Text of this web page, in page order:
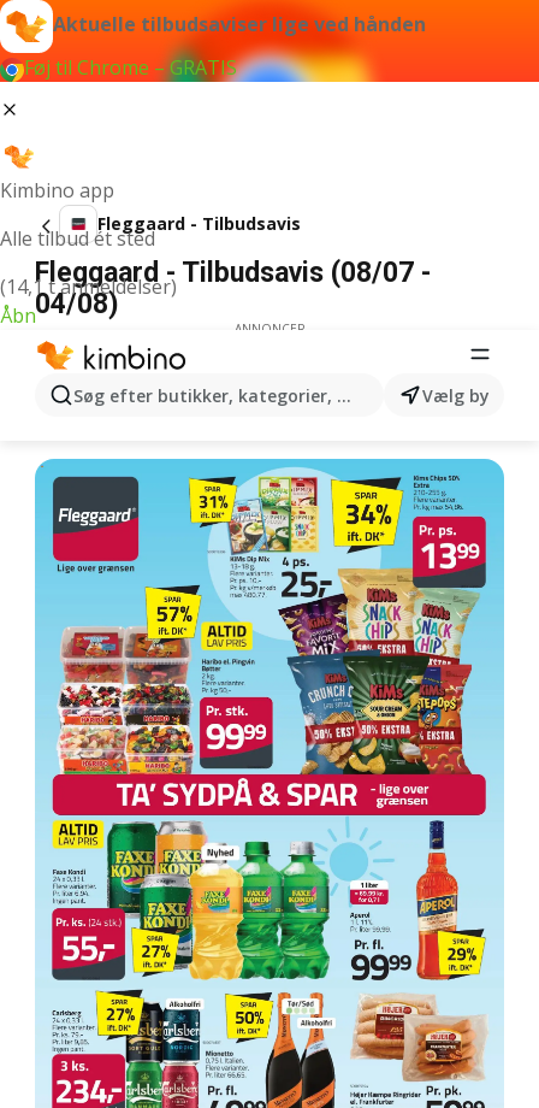
Aktuelle tilbudsaviser lige ved hånden
Føj til Chrome – GRATIS
Kimbino app
Alle tilbud ét sted
(14,1 t anmeldelser)
Åbn
Søg efter butikker, kategorier, produkter...Vælg by
Fleggaard - Tilbudsavis
Fleggaard - Tilbudsavis (08/07 -
04/08)
ANNONCER